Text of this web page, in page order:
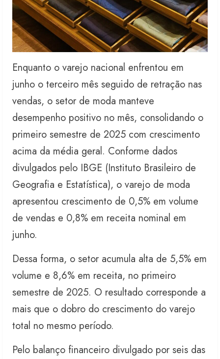
Enquanto o varejo nacional enfrentou em
junho o terceiro mês seguido de retração nas
vendas, o setor de moda manteve
desempenho positivo no mês, consolidando o
primeiro semestre de 2025 com crescimento
acima da média geral. Conforme dados
divulgados pelo IBGE (Instituto Brasileiro de
Geografia e Estatística), o varejo de moda
apresentou crescimento de 0,5% em volume
de vendas e 0,8% em receita nominal em
junho.
Dessa forma, o setor acumula alta de 5,5% em
volume e 8,6% em receita, no primeiro
semestre de 2025. O resultado corresponde a
mais que o dobro do crescimento do varejo
total no mesmo período.
Pelo balanço financeiro divulgado por seis das